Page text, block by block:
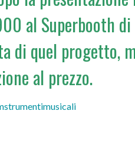
al Superbooth
di quel progetto,
al prezzo.